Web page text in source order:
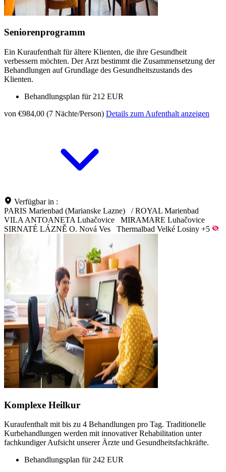
Seniorenprogramm
Ein Kuraufenthalt für ältere Klienten, die ihre Gesundheit
verbessern möchten. Der Arzt bestimmt die Zusammensetzung der
Behandlungen auf Grundlage des Gesundheitszustands des
Klienten.
Behandlungsplan für 212 EUR
von €984,00 (7 Nächte/Person) Details zum Aufenthalt anzeigen
Verfügbar in :
PARIS Marienbad (Marianske Lazne)
/ ROYAL Marienbad
VILA ANTOANETA Luhačovice
MIRAMARE Luhačovice
SIRNATÉ LÁZNĚ O. Nová Ves
Thermalbad Velké Losiny +5
Komplexe Heilkur
Kuraufenthalt mit bis zu 4 Behandlungen pro Tag. Traditionelle
Kurbehandlungen werden mit innovativer Rehabilitation unter
fachkundiger Aufsicht unserer Ärzte und Gesundheitsfachkräfte.
Behandlungsplan für 242 EUR